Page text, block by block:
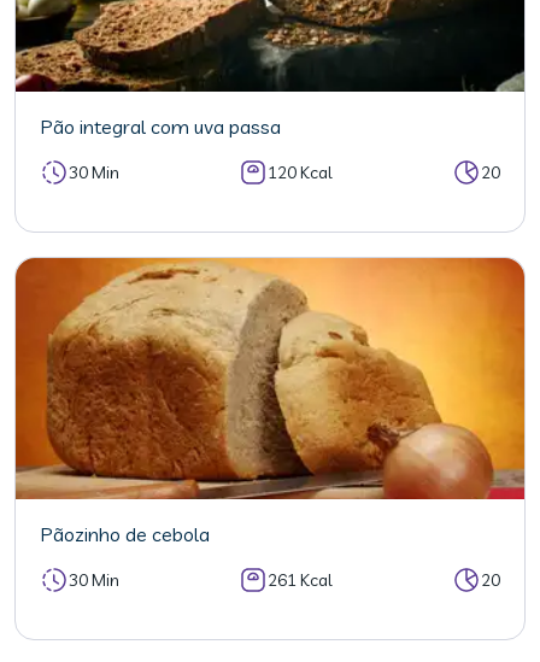
Pão integral com uva passa
30 Min 120 Kcal 20
Pãozinho de cebola
30 Min 261 Kcal 20